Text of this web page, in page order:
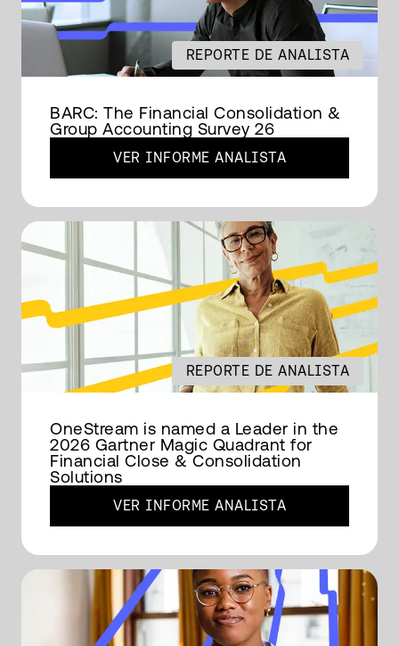
REPORTE DE ANALISTA
BARC: The Financial Consolidation &
Group Accounting Survey 26
VER INFORME ANALISTA
REPORTE DE ANALISTA
OneStream is named a Leader in the
2026 Gartner Magic Quadrant for
Financial Close & Consolidation
Solutions
VER INFORME ANALISTA